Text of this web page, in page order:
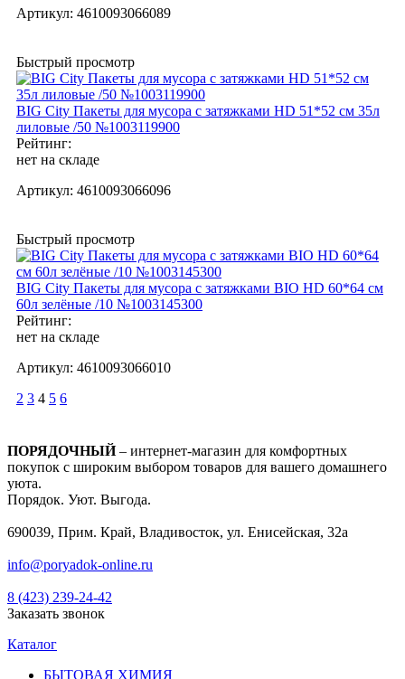
Артикул: 4610093066089
Быстрый просмотр
BIG City Пакеты для мусора с затяжками HD 51*52 см 35л
лиловые /50 №1003119900
Рейтинг:
нет на складе
Артикул: 4610093066096
Быстрый просмотр
BIG City Пакеты для мусора с затяжками BIO HD 60*64 см
60л зелёные /10 №1003145300
Рейтинг:
нет на складе
Артикул: 4610093066010
2 3 4 5 6
ПОРЯДОЧНЫЙ– интернет-магазин для комфортных
покупок с широким выбором товаров для вашего домашнего
уюта.
Порядок. Уют. Выгода.
690039, Прим. Край, Владивосток, ул. Енисейская, 32а
info@poryadok-online.ru
8 (423) 239-24-42
Заказать звонок
Каталог
БЫТОВАЯ ХИМИЯ